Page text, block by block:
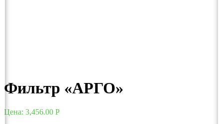
Фильтр «АРГО»
Цена: 3,456.00 Р